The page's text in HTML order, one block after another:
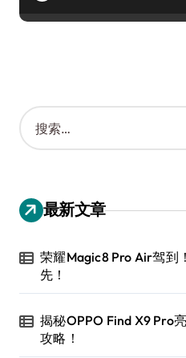
搜
索
：
最新文章
荣耀Magic8 Pro Air驾到
先！
揭秘OPPO Find X9 Pro
攻略！